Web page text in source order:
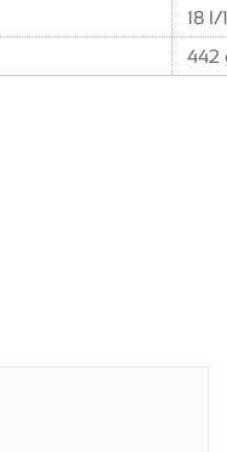
18
442